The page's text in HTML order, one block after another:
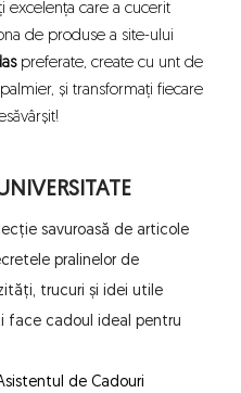
excelența care a cucerit
de produse a site-ului
preferate, create cu unt de
și transformați fiecare
savuroasă de articole
pralinelor de
trucuri și idei utile
face cadoul ideal pentru
de Cadouri